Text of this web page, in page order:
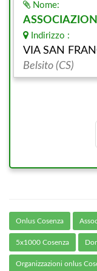
Nome:
Indirizzo :
VIA SAN
Belsito (CS)
Onlus Cosenza
5x1000 Cosenza
Organizzazioni onlus